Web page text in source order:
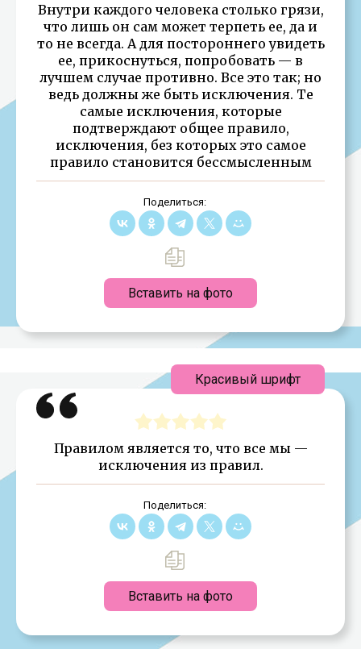
Внутри каждого человека столько грязи,
что лишь он сам может терпеть ее, да и
то не всегда. А для постороннего увидеть
ее, прикоснуться, попробовать — в
лучшем случае противно. Все это так; но
ведь должны же быть исключения. Те
самые исключения, которые
подтверждают общее правило,
исключения, без которых это самое
правило становится бессмысленным
Поделиться:
Вставить на фото
Правилом является то, что все мы —
исключения из правил.
Поделиться:
Вставить на фото
Красивый шрифт